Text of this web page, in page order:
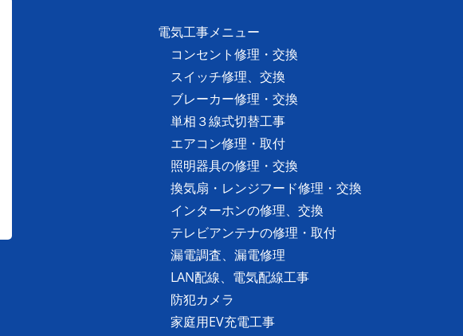
電気工事メニュー
コンセント修理・交換
スイッチ修理、交換
ブレーカー修理・交換
単相３線式切替工事
エアコン修理・取付
照明器具の修理・交換
換気扇・レンジフード修理・交換
インターホンの修理、交換
テレビアンテナの修理・取付
漏電調査、漏電修理
LAN配線、電気配線工事
防犯カメラ
家庭用EV充電工事